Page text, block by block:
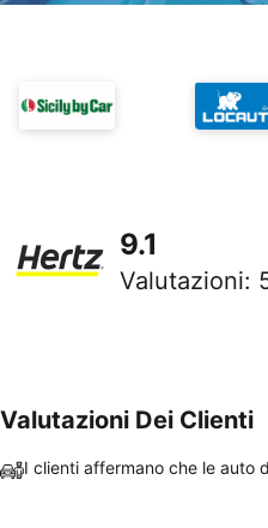
9.1
Valutazioni:
Valutazioni Dei Clienti
I clienti affermano che le auto